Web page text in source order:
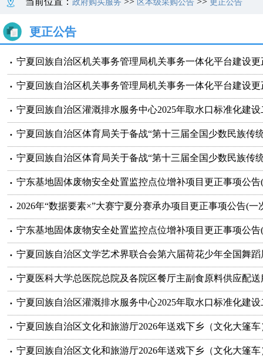
政府购买服务 区本级采购公告 更正公告
更正公告
宁夏回族自治区机关事务管理局机关事务一体化平台建设
宁夏回族自治区机关事务管理局机关事务一体化平台建设
宁夏回族自治区灌溉排水服务中心2025年取水口标准化建
宁夏回族自治区体育局关于备战“第十三届全国少数民族传
宁夏回族自治区体育局关于备战“第十三届全国少数民族传
宁东基地固体废物安全处置监控点位增补项目更正事项公告
2026年“数据要素×”大赛宁夏分赛承办项目更正事项公告(一
宁东基地固体废物安全处置监控点位增补项目更正事项公告
宁夏回族自治区文学艺术界联合会第六届荷花少年全国舞
宁夏医科大学总医院总院及各院区餐厅主副食原料供应配
宁夏回族自治区灌溉排水服务中心2025年取水口标准化建
宁夏回族自治区文化和旅游厅2026年送戏下乡（文化大篷
宁夏回族自治区文化和旅游厅2026年送戏下乡（文化大篷